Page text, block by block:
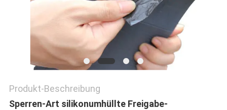
SITEMAP
DATENSCHUTZ-
BESTIMMUNGEN
Produkt-Beschreibung
Sperren-Art silikonumhüllte Freigabe-